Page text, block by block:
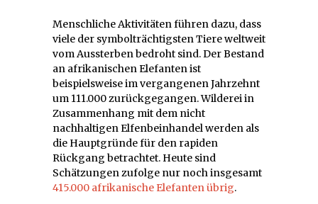
Menschliche Aktivitäten führen dazu, dass
viele der symbolträchtigsten Tiere weltweit
vom Aussterben bedroht sind. Der Bestand
an afrikanischen Elefanten ist
beispielsweise im vergangenen Jahrzehnt
um 111.000 zurückgegangen. Wilderei in
Zusammenhang mit dem nicht
nachhaltigen Elfenbeinhandel werden als
die Hauptgründe für den rapiden
Rückgang betrachtet. Heute sind
Schätzungen zufolge nur noch insgesamt
415.000 afrikanische Elefanten übrig.